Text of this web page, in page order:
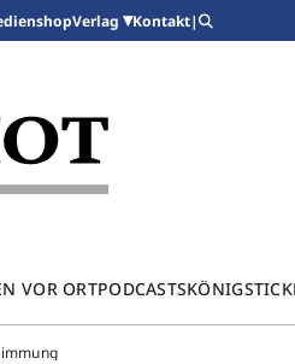
Verlag Kontakt|
VOR ORTPODCASTS